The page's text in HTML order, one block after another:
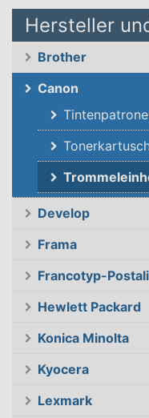
Hersteller
Brother
Canon
Develop
Frama
Francotyp-
Hewlett Packard
Konica Minolta
Kyocera
Lexmark